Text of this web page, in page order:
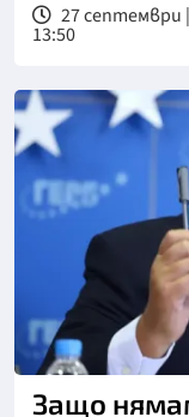
27 септември |
13:50
Защо